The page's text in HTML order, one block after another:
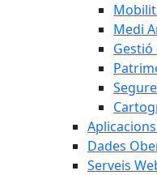
Medi
Gestió
Dades
Serveis